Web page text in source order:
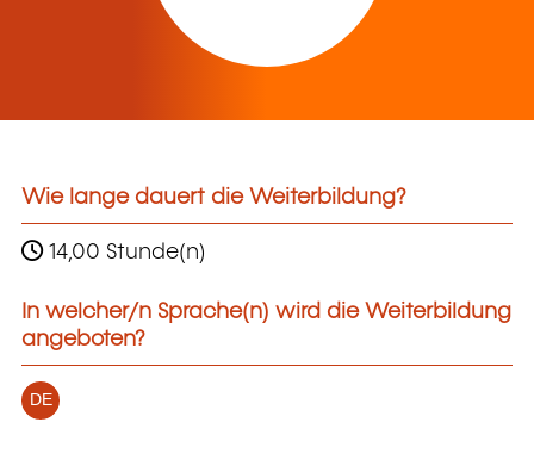
Wie lange dauert die Weiterbildung?
14,00 Stunde(n)
In welcher/n Sprache(n) wird die Weiterbildung
angeboten?
DE